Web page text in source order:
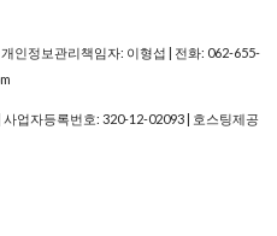
인정보관리책임자: 이형섭 | 전화: 062-655-
사업자등록번호: 320-12-02093 | 호스팅제공